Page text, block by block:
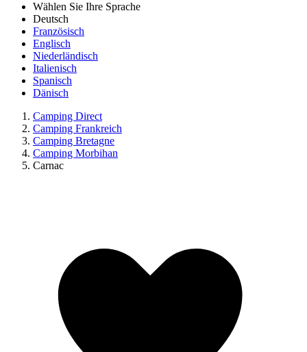
Wählen Sie Ihre Sprache
Deutsch
Französisch
Englisch
Niederländisch
Italienisch
Spanisch
Dänisch
Camping Direct
Camping Frankreich
Camping Bretagne
Camping Morbihan
Carnac